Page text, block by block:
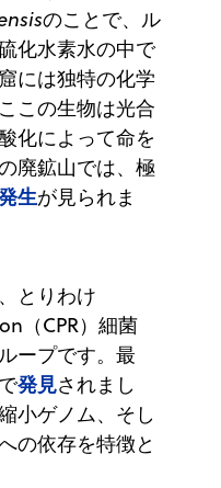
のことで、ル
化水素水の中で
には独特の化学
この生物は光合
化によって命を
廃鉱山では、極
生が見られま
とりわけ
（CPR）細菌
ープです。最
発見されまし
小ゲノム、そし
の依存を特徴と